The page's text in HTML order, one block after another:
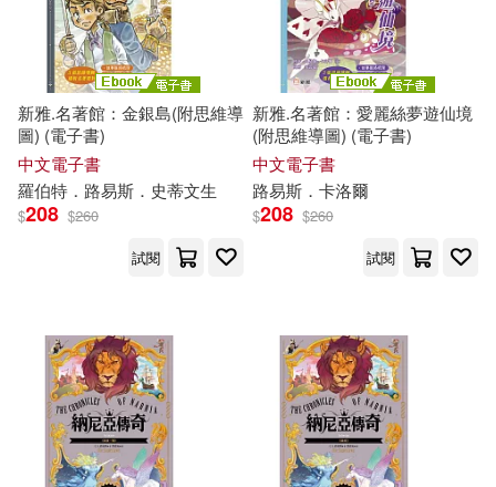
（意）瑪麗莎·維斯蒂塔(8)
（日）赤川次郎(8)
(法)托克維爾(7)
(英) 柯南道爾著(7)
C・S・路易斯(7)
《瑪納斯》漢譯工作委員會(7)
新星出版社(36) Audite(35)
Gramola(35)
南京大學出版社(35)
大牌出版(35)
華中科技大學出版社(34)
上海外語教育出版社(33)
新雅.名著館：金銀島(附思維導
圖) (電子書)
中文電子書
羅伯特． 路易斯 ．史蒂文生
$208 $260
試閱
新雅.名著館：愛麗絲夢遊仙境
(附思維導圖) (電子書)
中文電子書
路易斯 ．卡洛爾
$208 $260
試閱